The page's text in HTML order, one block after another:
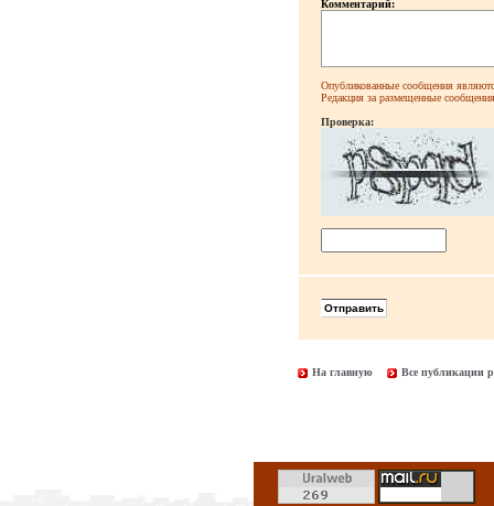
Комментарий:
Опубликованные сообщения
Редакция за размещенные сообщения
Проверка:
На главную Все публикации